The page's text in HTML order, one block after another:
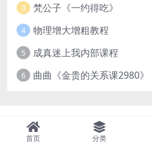
3 梵公子《一约得吃》
4 物理增大增粗教程
5 成真迷上我内部课程
6 曲曲《金贵的关系课2980》
首页 分类